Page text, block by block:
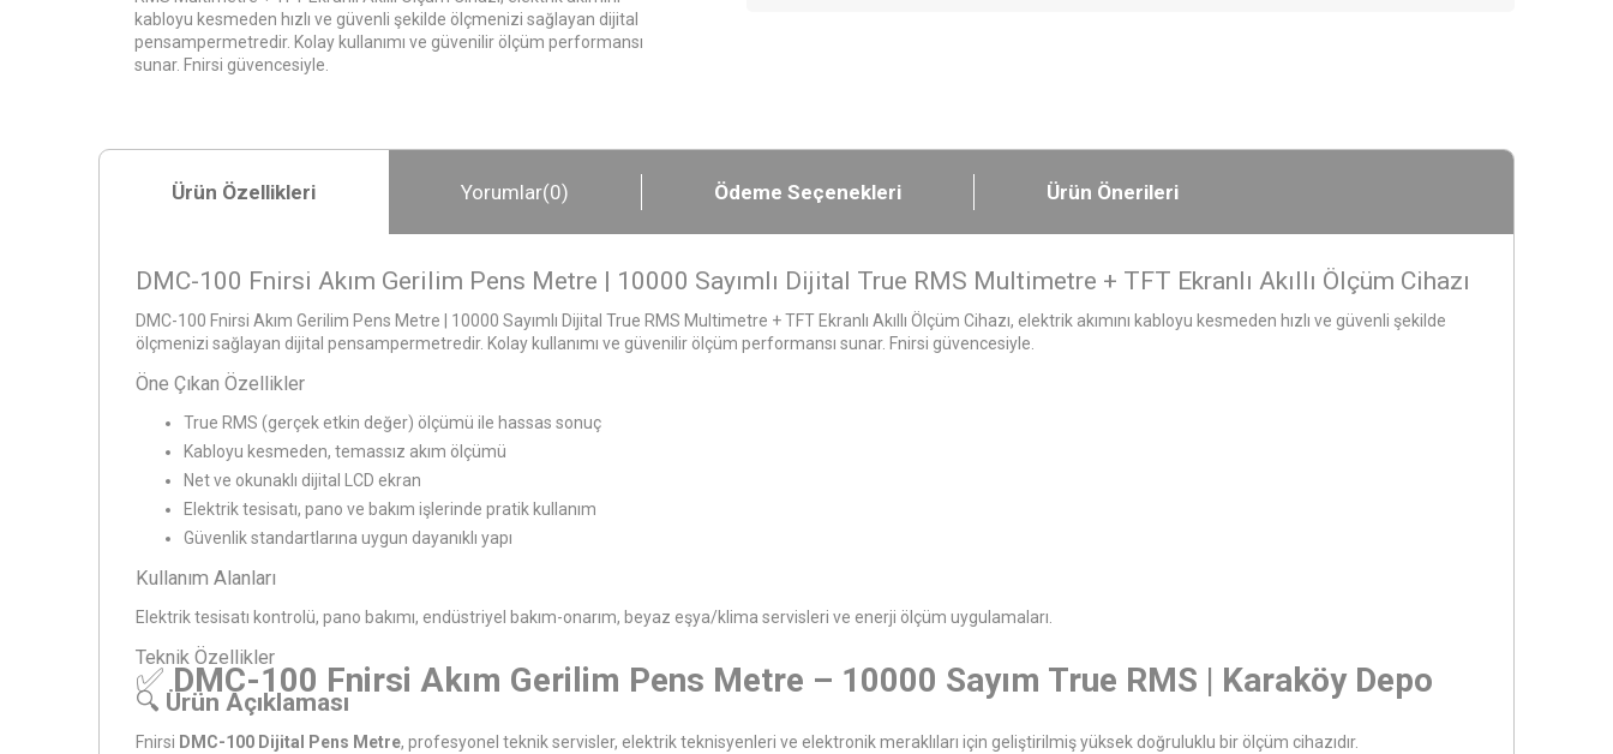
kabloyu kesmeden hızlı ve güvenli şekilde ölçmenizi sağlayan dijital
pensampermetredir. Kolay kullanımı ve güvenilir ölçüm performansı
sunar. Fnirsi güvencesiyle.
Ürün Özellikleri Yorumlar(0) Ödeme Seçenekleri Ürün Önerileri
DMC-100 Fnirsi Akım Gerilim Pens Metre | 10000 Sayımlı Dijital True RMS Multimetre + TFT Ekranlı Akıllı Ölçüm Cihazı
DMC-100 Fnirsi Akım Gerilim Pens Metre | 10000 Sayımlı Dijital True RMS Multimetre + TFT Ekranlı Akıllı Ölçüm Cihazı, elektrik akımını kabloyu kesmeden hızlı ve güvenli şekilde
ölçmenizi sağlayan dijital pensampermetredir. Kolay kullanımı ve güvenilir ölçüm performansı sunar. Fnirsi güvencesiyle.
Öne Çıkan Özellikler
True RMS (gerçek etkin değer) ölçümü ile hassas sonuç
Kabloyu kesmeden, temassız akım ölçümü
Net ve okunaklı dijital LCD ekran
Elektrik tesisatı, pano ve bakım işlerinde pratik kullanım
Güvenlik standartlarına uygun dayanıklı yapı
Kullanım Alanları
Elektrik tesisatı kontrolü, pano bakımı, endüstriyel bakım-onarım, beyaz eşya/klima servisleri ve enerji ölçüm uygulamaları.
Teknik Özellikler
✅DMC-100 Fnirsi Akım Gerilim Pens Metre – 10000 Sayım True RMS | Karaköy Depo
🔍 Ürün Açıklaması
Fnirsi DMC-100 Dijital Pens Metre, profesyonel teknik servisler, elektrik teknisyenleri ve elektronik meraklıları için geliştirilmiş yüksek doğruluklu bir ölçüm cihazıdır.